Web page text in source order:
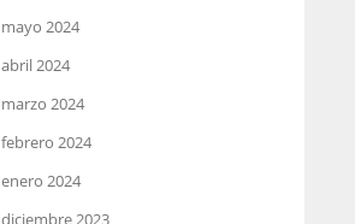
mayo 2024
abril 2024
marzo 2024
febrero 2024
enero 2024
diciembre 2023